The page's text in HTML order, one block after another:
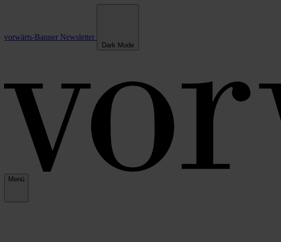
vorwärts-Banner Newsletter
Dark Mode
Menü